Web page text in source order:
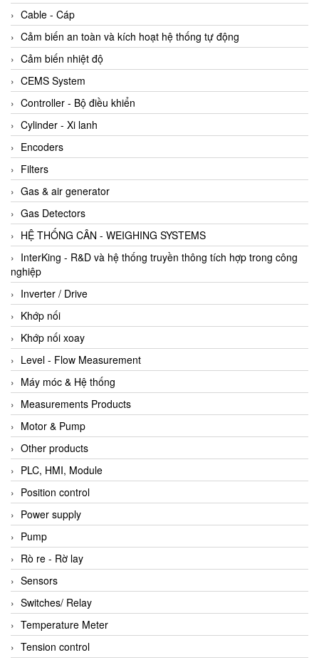
Cable - Cáp
Cảm biến an toàn và kích hoạt hệ thống tự động
Cảm biến nhiệt độ
CEMS System
Controller - Bộ điều khiển
Cylinder - Xi lanh
Encoders
Filters
Gas & air generator
Gas Detectors
HỆ THỐNG CÂN - WEIGHING SYSTEMS
InterKing - R&D và hệ thống truyền thông tích hợp trong công
nghiệp
Inverter / Drive
Khớp nối
Khớp nối xoay
Level - Flow Measurement
Máy móc & Hệ thống
Measurements Products
Motor & Pump
Other products
PLC, HMI, Module
Position control
Power supply
Pump
Rò re - Rờ lay
Sensors
Switches/ Relay
Temperature Meter
Tension control